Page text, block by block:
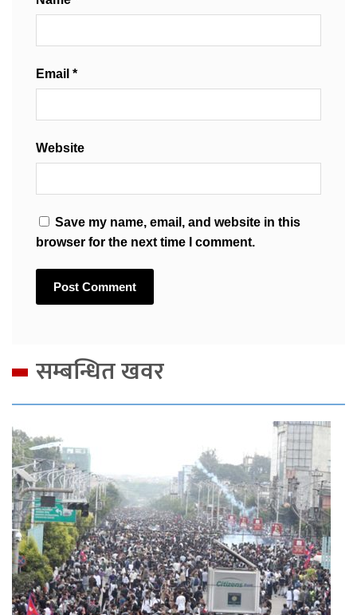
Email *
Website
Save my name, email, and website in this
browser for the next time I comment.
सम्बन्धित खवर